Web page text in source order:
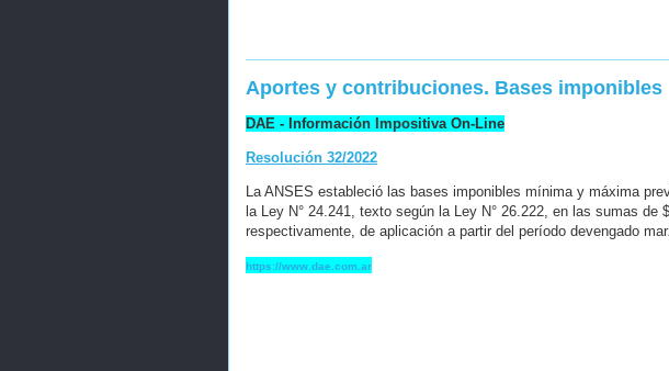
Aportes y contribuciones. Bases imponibles
DAE - Información Impositiva On-Line
Resolución 32/2022
La ANSES estableció las bases imponibles mínima y máxima
la Ley N° 24.241, texto según la Ley N° 26.222, en las sumas de
respectivamente, de aplicación a partir del período devengado
https://www.dae.com.ar